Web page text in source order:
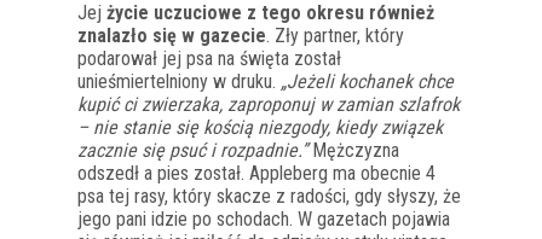
Jej życie uczuciowe z tego okresu również
znalazło się w gazecie. Zły partner, który
podarował jej psa na święta został
unieśmiertelniony w druku. „Jeżeli kochanek chce
kupić ci zwierzaka, zaproponuj w zamian szlafrok
– nie stanie się kością niezgody, kiedy związek
zacznie się psuć i rozpadnie.”Mężczyzna
odszedł a pies został. Appleberg ma obecnie 4
psa tej rasy, który skacze z radości, gdy słyszy, że
jego pani idzie po schodach. W gazetach pojawia